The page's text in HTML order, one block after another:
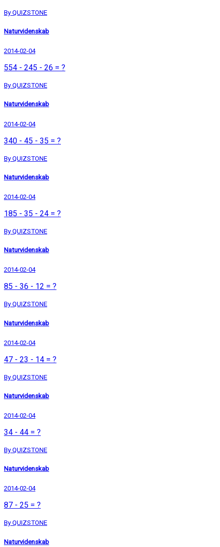
By QUIZSTONE
Naturvidenskab
2014-02-04
554 - 245 - 26 = ?
By QUIZSTONE
Naturvidenskab
2014-02-04
340 - 45 - 35 = ?
By QUIZSTONE
Naturvidenskab
2014-02-04
185 - 35 - 24 = ?
By QUIZSTONE
Naturvidenskab
2014-02-04
85 - 36 - 12 = ?
By QUIZSTONE
Naturvidenskab
2014-02-04
47 - 23 - 14 = ?
By QUIZSTONE
Naturvidenskab
2014-02-04
34 - 44 = ?
By QUIZSTONE
Naturvidenskab
2014-02-04
87 - 25 = ?
By QUIZSTONE
Naturvidenskab